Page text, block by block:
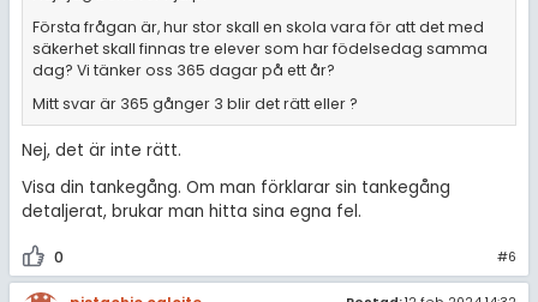
Första frågan är, hur stor skall en skola vara för att det med
säkerhet skall finnas tre elever som har födelsedag samma
dag? Vi tänker oss 365 dagar på ett år?
Mitt svar är 365 gånger 3 blir det rätt eller ?
Nej, det är inte rätt.
Visa din tankegång. Om man förklarar sin tankegång
detaljerat, brukar man hitta sina egna fel.
0 #6